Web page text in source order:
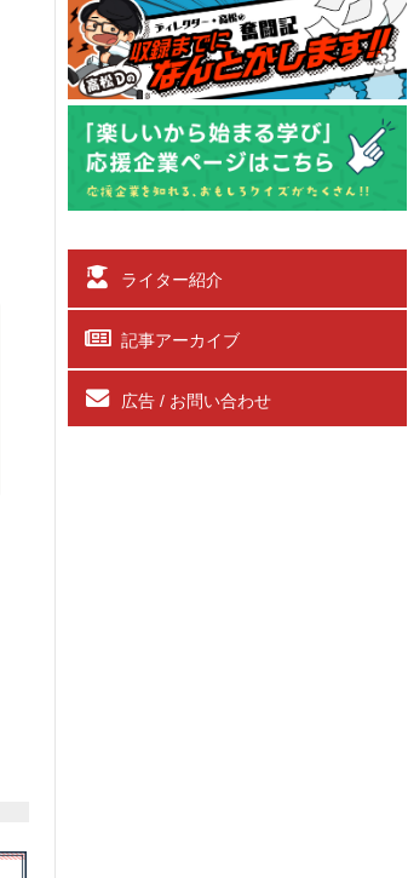
ライター紹介
記事アーカイブ
広告 / お問い合わせ